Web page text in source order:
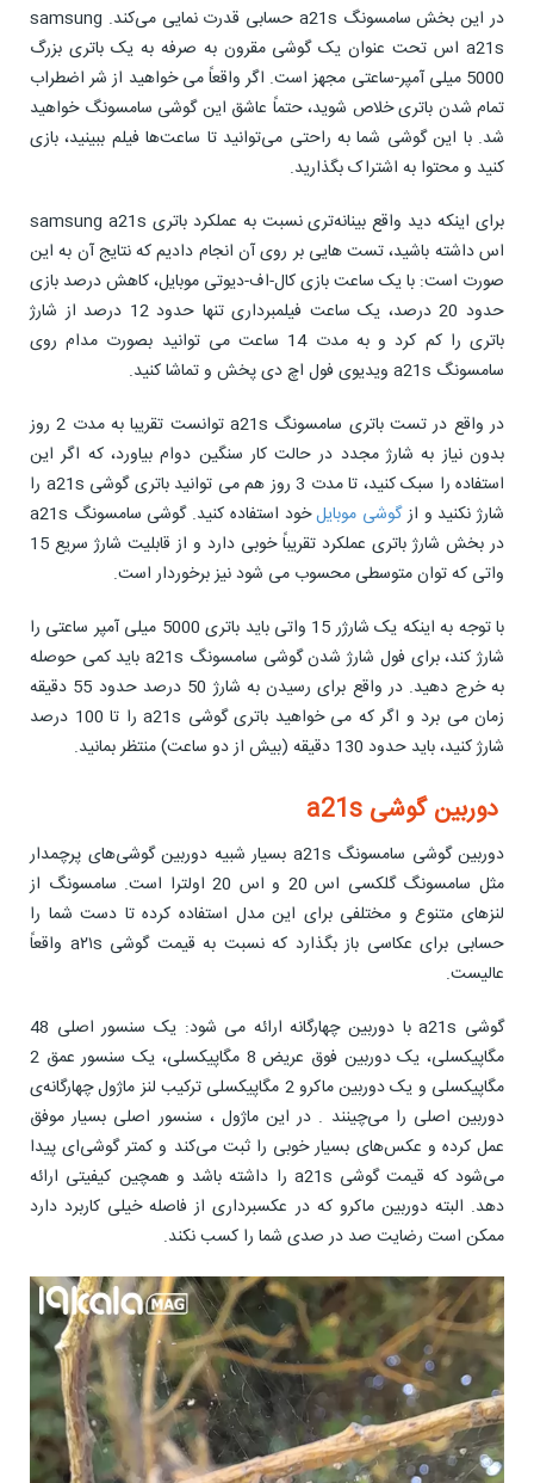
در این بخش سامسونگ a21s حسابی قدرت نمایی می‌کند. samsung
a21s اس تحت عنوان یک گوشی مقرون به صرفه به یک باتری بزرگ
5000 میلی آمپر-ساعتی مجهز است. اگر واقعاً می خواهید از شر اضطراب
تمام شدن باتری خلاص شوید، حتماً عاشق این گوشی سامسونگ خواهید
شد. با این گوشی شما به راحتی می‌توانید تا ساعت‌ها فیلم ببینید، بازی
کنید و محتوا به اشتراک بگذارید.
برای اینکه دید واقع بینانه‌تری نسبت به عملکرد باتری samsung a21s
اس داشته باشید، تست هایی بر روی آن انجام دادیم که نتایج آن به این
صورت است: با یک ساعت بازی کال-اف-دیوتی موبایل، کاهش درصد بازی
حدود 20 درصد، یک ساعت فیلمبرداری تنها حدود 12 درصد از شارژ
باتری را کم کرد و به مدت 14 ساعت می توانید بصورت مدام روی
سامسونگ a21s ویدیوی فول اچ دی پخش و تماشا کنید.
در واقع در تست باتری سامسونگ a21s توانست تقریبا به مدت 2 روز
بدون نیاز به شارژ مجدد در حالت کار سنگین دوام بیاورد، که اگر این
استفاده را سبک کنید، تا مدت 3 روز هم می توانید باتری گوشی a21s را
شارژ نکنید و ازگوشی موبایل
خود استفاده کنید. گوشی سامسونگ a21s
در بخش شارژ باتری عملکرد تقریباً خوبی دارد و از قابلیت شارژ سریع 15
واتی که توان متوسطی محسوب می شود نیز برخوردار است.
با توجه به اینکه یک شارژر 15 واتی باید باتری 5000 میلی آمپر ساعتی را
شارژ کند، برای فول شارژ شدن گوشی سامسونگ a21s باید کمی حوصله
به خرج دهید. در واقع برای رسیدن به شارژ 50 درصد حدود 55 دقیقه
زمان می برد و اگر که می خواهید باتری گوشی a21s را تا 100 درصد
شارژ کنید، باید حدود 130 دقیقه (بیش از دو ساعت) منتظر بمانید.
دوربین گوشی a21s
دوربین گوشی سامسونگ a21s بسیار شبیه دوربین گوشی‌های پرچمدار
مثل سامسونگ گلکسی اس 20 و اس 20 اولترا است. سامسونگ از
لنزهای متنوع و مختلفی برای این مدل استفاده کرده تا دست شما را
حسابی برای عکاسی باز بگذارد که نسبت به قیمت گوشی a۲۱s واقعاً
عالیست.
گوشی a21s با دوربین چهارگانه ارائه می شود: یک سنسور اصلی 48
مگاپیکسلی، یک دوربین فوق عریض 8 مگاپیکسلی، یک سنسور عمق 2
مگاپیکسلی و یک دوربین ماکرو 2 مگاپیکسلی ترکیب لنز ماژول چهارگانه‌ی
دوربین اصلی را می‌چینند . در این ماژول ، سنسور اصلی بسیار موفق
عمل کرده و عکس‌های بسیار خوبی را ثبت می‌کند و کمتر گوشی‌ای پیدا
می‌شود که قیمت گوشی a21s را داشته باشد و همچین کیفیتی ارائه
دهد. البته دوربین ماکرو که در عکسبرداری از فاصله خیلی کاربرد دارد
ممکن است رضایت صد در صدی شما را کسب نکند.